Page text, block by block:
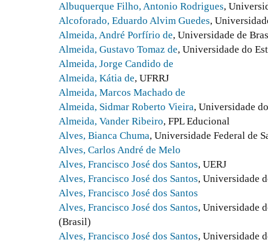
Albuquerque Filho, Antonio Rodrigues,
Alcoforado, Eduardo Alvim Guedes,
Almeida, André Porfírio de, Universidade de
Almeida, Gustavo Tomaz de, Universidade do
Almeida, Jorge Candido de
Almeida, Kátia de, UFRRJ
Almeida, Marcos Machado de
Almeida, Sidmar Roberto Vieira, Universidade
Almeida, Vander Ribeiro, FPL Educional
Alves, Bianca Chuma, Universidade Federal de
Alves, Carlos André de Melo
Alves, Francisco José dos Santos, UERJ
Alves, Francisco José dos Santos, Universidade
Alves, Francisco José dos Santos
Alves, Francisco José dos Santos, Universidade
(Brasil)
Alves, Francisco José dos Santos, Universidade